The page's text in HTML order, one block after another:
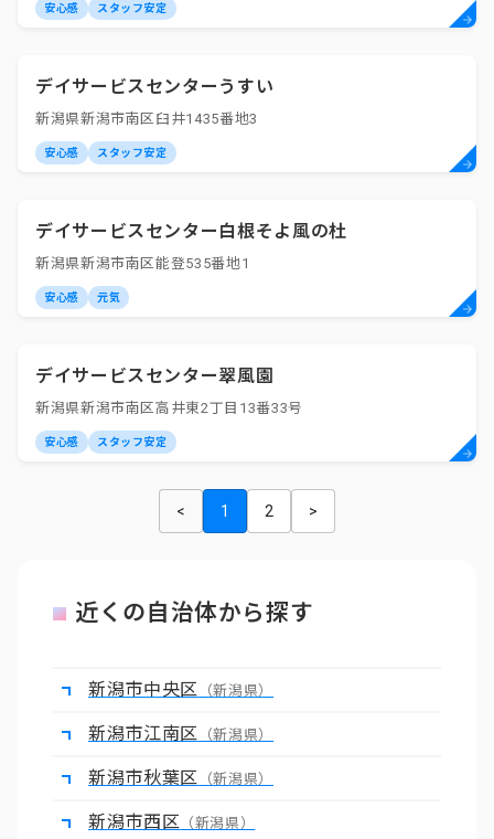
安心感 スタッフ安定
デイサービスセンターうすい
新潟県新潟市南区臼井1435番地3
安心感 スタッフ安定
デイサービスセンター白根そよ風の杜
新潟県新潟市南区能登535番地1
安心感 元気
デイサービスセンター翠風園
新潟県新潟市南区高井東2丁目13番33号
安心感 スタッフ安定
< 1 2 >
近くの自治体から探す
新潟市中央区 （新潟県）
新潟市江南区 （新潟県）
新潟市秋葉区 （新潟県）
新潟市西区 （新潟県）